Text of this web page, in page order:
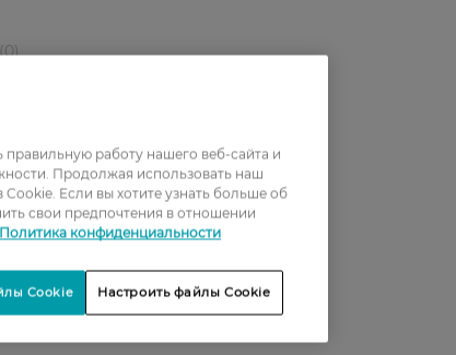
работу нашего веб-сайта и
Продолжая использовать наш
Если вы хотите узнать больше об
свои предпочтения в отношении
Политика конфиденциальности
Настроить файлы Cookie
Cookie